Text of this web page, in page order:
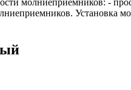
Установка